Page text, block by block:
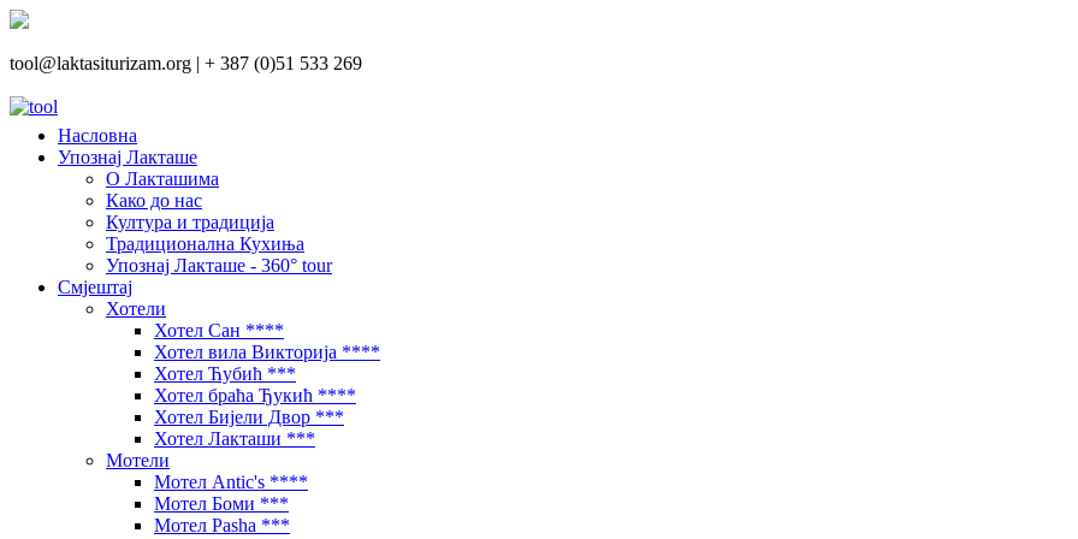
tool@laktasiturizam.org | + 387 (0)51 533 269
Насловна
Упознај Лакташе
О Лакташима
Како до нас
Култура и традиција
Традиционална Кухиња
Упознај Лакташе - 360° tour
Смјештај
Хотели
Хотел Сан ****
Хотел вила Викторија ****
Хотел Ћубић ***
Хотел браћа Ђукић ****
Хотел Бијели Двор ***
Хотел Лакташи ***
Мотели
Мотел Antic's ****
Мотел Боми ***
Мотел Pasha ***